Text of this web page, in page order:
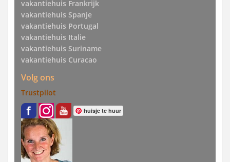
vakantiehuis Frankrijk
vakantiehuis Spanje
vakantiehuis Portugal
vakantiehuis Italie
vakantiehuis Suriname
vakantiehuis Curacao
Volg ons
Trustpilot
huisje te huur